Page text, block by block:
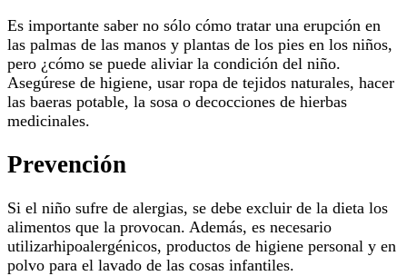
Es importante saber no sólo cómo tratar una erupción en
las palmas de las manos y plantas de los pies en los niños,
pero ¿cómo se puede aliviar la condición del niño.
Asegúrese de higiene, usar ropa de tejidos naturales, hacer
las baeras potable, la sosa o decocciones de hierbas
medicinales.
Prevención
Si el niño sufre de alergias, se debe excluir de la dieta los
alimentos que la provocan. Además, es necesario
utilizarhipoalergénicos, productos de higiene personal y en
polvo para el lavado de las cosas infantiles.